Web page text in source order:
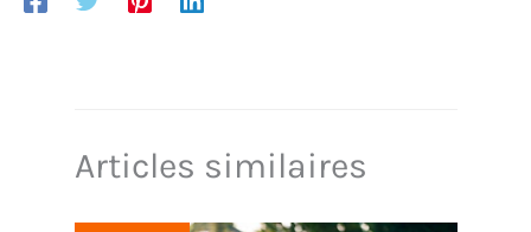
Articles similaires